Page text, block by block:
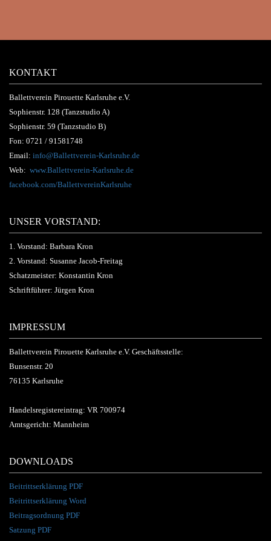
KONTAKT
Ballettverein Pirouette Karlsruhe e.V.
Sophienstr. 128 (Tanzstudio A)
Sophienstr. 59 (Tanzstudio B)
Fon: 0721 / 91581748
Email: info@Ballettverein-Karlsruhe.de
Web: www.Ballettverein-Karlsruhe.de
facebook.com/BallettvereinKarlsruhe
UNSER VORSTAND:
1. Vorstand: Barbara Kron
2. Vorstand: Susanne Jacob-Freitag
Schatzmeister: Konstantin Kron
Schriftführer: Jürgen Kron
IMPRESSUM
Ballettverein Pirouette Karlsruhe e.V. Geschäftsstelle:
Bunsenstr. 20
76135 Karlsruhe
Handelsregistereintrag: VR 700974
Amtsgericht: Mannheim
DOWNLOADS
Beitrittserklärung PDF
Beitrittserklärung Word
Beitragsordnung PDF
Satzung PDF